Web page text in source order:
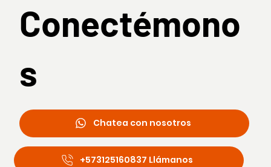
Conectémono
s
Chatea con nosotros
+573125160837 Llámanos